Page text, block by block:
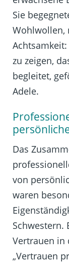
Sie
zu zeigen,
begleitet,
Adele.
Das
von
waren
Schwestern.
Vertrauen in
„Vertrauen